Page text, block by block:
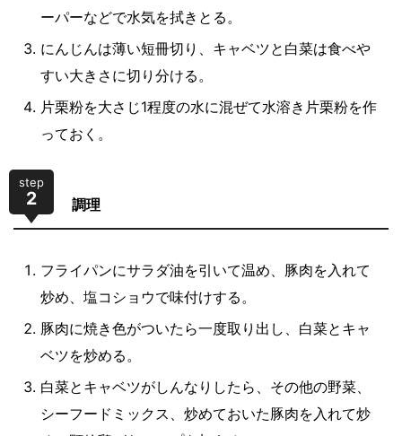
ーパーなどで水気を拭きとる。
にんじんは薄い短冊切り、キャベツと白菜は食べや
すい大きさに切り分ける。
片栗粉を大さじ1程度の水に混ぜて水溶き片栗粉を作
っておく。
step
2 調理
フライパンにサラダ油を引いて温め、豚肉を入れて
炒め、塩コショウで味付けする。
豚肉に焼き色がついたら一度取り出し、白菜とキャ
ベツを炒める。
白菜とキャベツがしんなりしたら、その他の野菜、
シーフードミックス、炒めておいた豚肉を入れて炒